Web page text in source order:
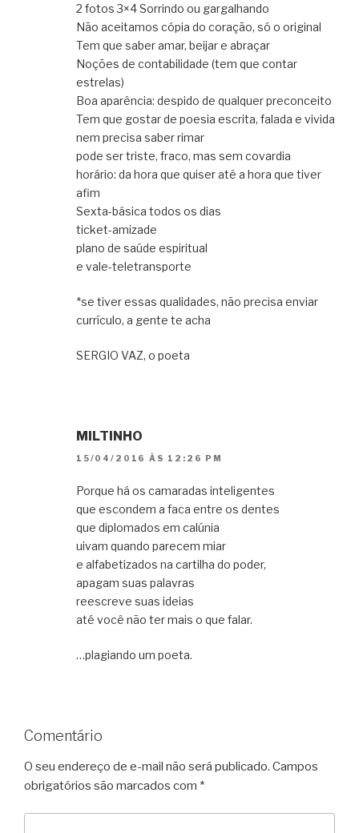
2 fotos 3×4 Sorrindo ou gargalhando
Não aceitamos cópia do coração, só o original
Tem que saber amar, beijar e abraçar
Noções de contabilidade (tem que contar
estrelas)
Boa aparência: despido de qualquer preconceito
Tem que gostar de poesia escrita, falada e vivida
nem precisa saber rimar
pode ser triste, fraco, mas sem covardia
horário: da hora que quiser até a hora que tiver
afim
Sexta-básica todos os dias
ticket-amizade
plano de saúde espiritual
e vale-teletransporte
*se tiver essas qualidades, não precisa enviar
currículo, a gente te acha
SERGIO VAZ, o poeta
MILTINHO
15/04/2016 ÀS 12:26 PM
Porque há os camaradas inteligentes
que escondem a faca entre os dentes
que diplomados em calúnia
uivam quando parecem miar
e alfabetizados na cartilha do poder,
apagam suas palavras
reescreve suas ideias
até você não ter mais o que falar.
…plagiando um poeta.
Comentário
O seu endereço de e-mail não será publicado. Campos
obrigatórios são marcados com *